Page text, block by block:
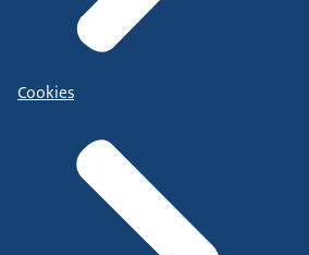
Cookies